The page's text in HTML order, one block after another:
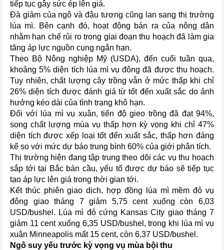
tiếp tục gây sức ép lên giá.
Đà giảm của ngô và đậu tương cũng lan sang thị trường
lúa mì. Bên cạnh đó, hoạt động bán ra của nông dân
nhằm hạn chế rủi ro trong giai đoạn thu hoạch đã làm gia
tăng áp lực nguồn cung ngắn hạn.
Theo Bộ Nông nghiệp Mỹ (USDA), đến cuối tuần qua,
khoảng 5% diện tích lúa mì vụ đông đã được thu hoạch.
Tuy nhiên, chất lượng cây trồng vẫn ở mức thấp khi chỉ
26% diện tích được đánh giá từ tốt đến xuất sắc do ảnh
hưởng kéo dài của tình trạng khô hạn.
Đối với lúa mì vụ xuân, tiến độ gieo trồng đã đạt 94%,
song chất lượng mùa vụ thấp hơn kỳ vọng khi chỉ 47%
diện tích được xếp loại tốt đến xuất sắc, thấp hơn đáng
kể so với mức dự báo trung bình 60% của giới phân tích.
Thị trường hiện đang tập trung theo dõi các vụ thu hoạch
sắp tới tại Bắc bán cầu, yếu tố được dự báo sẽ tiếp tục
tạo áp lực lên giá trong thời gian tới.
Kết thúc phiên giao dịch, hợp đồng lúa mì mềm đỏ vụ
đông giao tháng 7 giảm 5,75 cent xuống còn 6,03
USD/bushel. Lúa mì đỏ cứng Kansas City giao tháng 7
giảm 11 cent xuống 6,35 USD/bushel, trong khi lúa mì vụ
xuân Minneapolis mất 15 cent, còn 6,37 USD/bushel.
Ngô suy yếu trước kỳ vọng vụ mùa bội thu